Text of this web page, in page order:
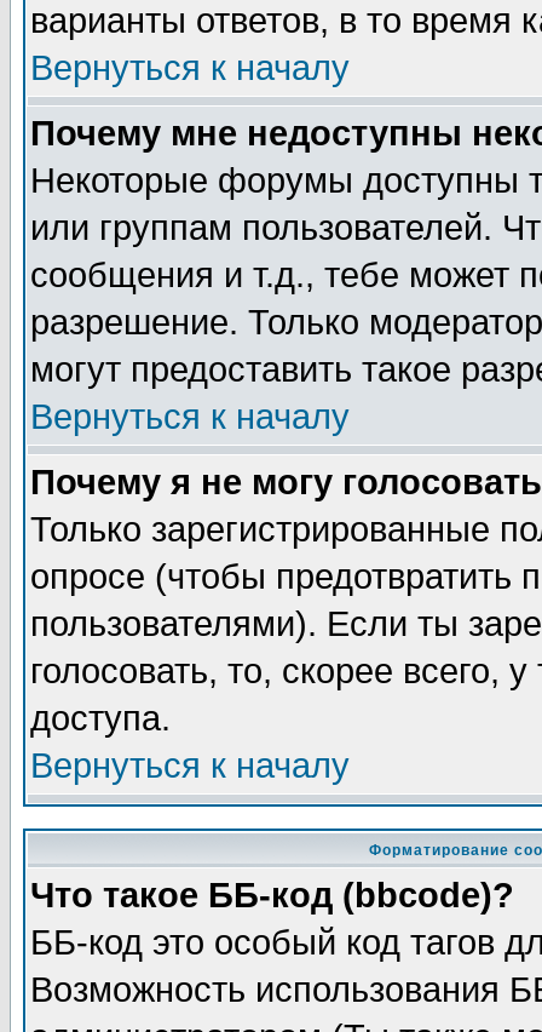
варианты ответов, в то время
Вернуться к началу
Почему мне недоступны
Некоторые форумы доступны
или группам пользователей.
сообщения и т.д., тебе может
разрешение. Только
могут предоставить такое
Вернуться к началу
Почему я не могу
Только зарегистрированные
опросе (чтобы предотвратить
пользователями). Если ты
голосовать, то, скорее всего,
доступа.
Вернуться к началу
Форматирование
Что такое ББ-код (bbcode)?
ББ-код это особый код тагов
Возможность использования